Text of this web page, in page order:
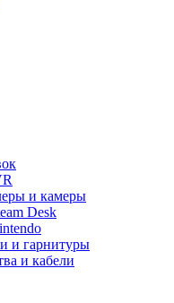
и камеры
Desk
и гарнитуры
и кабели